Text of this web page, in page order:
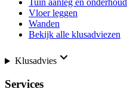
Tuin aanleg en onderhoud
Vloer leggen
Wanden
Bekijk alle klusadviezen
Klusadvies
Services